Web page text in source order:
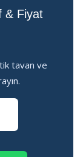
& Fiyat
tavan ve